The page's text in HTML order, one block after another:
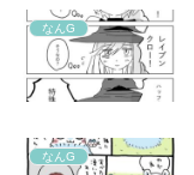
なんG
なんG